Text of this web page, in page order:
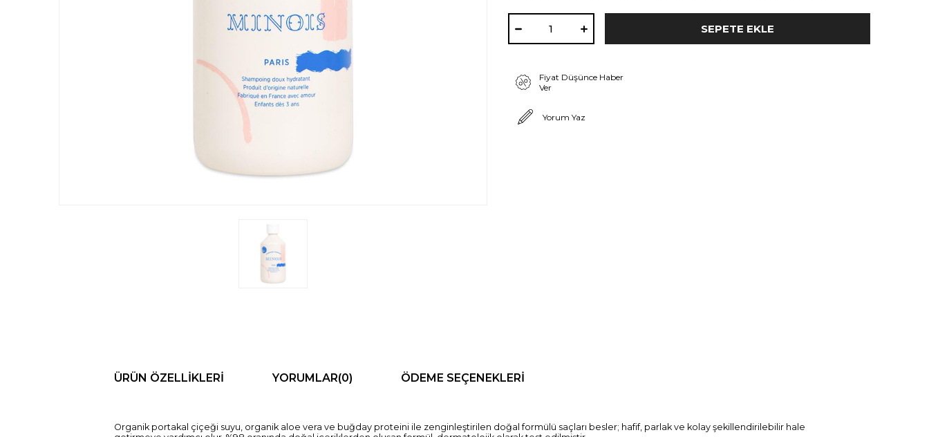
Fiyat Düşünce Haber
Ver
Yorum Yaz
ÜRÜN ÖZELLIKLERI YORUMLAR(0) ÖDEME SEÇENEKLERI
Organik portakal çiçeği suyu, organik aloe vera ve buğday proteini ile zenginleştirilen doğal formülü saçları besler; hafif, parlak ve kolay şekillendirilebilir hale